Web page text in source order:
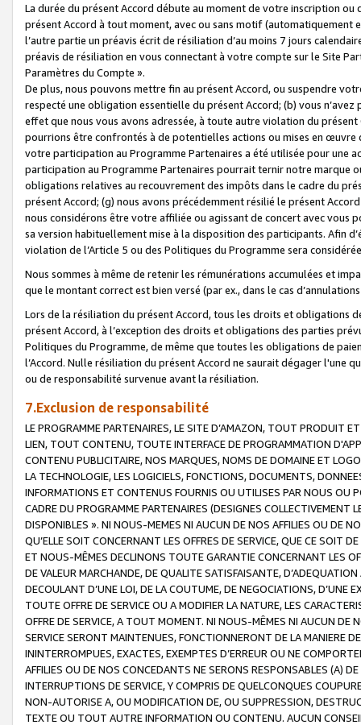
La durée du présent Accord débute au moment de votre inscription
présent Accord à tout moment, avec ou sans motif (automatiquement
l’autre partie un préavis écrit de résiliation d’au moins 7 jours
préavis de résiliation en vous connectant à votre compte sur le Site
Paramètres du Compte ».
De plus, nous pouvons mettre fin au présent Accord, ou suspendre
respecté une obligation essentielle du présent Accord; (b) vous
effet que nous vous avons adressée, à toute autre violation du
pourrions être confrontés à de potentielles actions ou mises en
votre participation au Programme Partenaires a été utilisée pour une
participation au Programme Partenaires pourrait ternir notre marque
obligations relatives au recouvrement des impôts dans le cadre du
présent Accord; (g) nous avons précédemment résilié le présent
nous considérons être votre affiliée ou agissant de concert avec vous
sa version habituellement mise à la disposition des participants. Afin
violation de l’Article 5 ou des Politiques du Programme sera
Nous sommes à même de retenir les rémunérations accumulées et
que le montant correct est bien versé (par ex., dans le cas
Lors de la résiliation du présent Accord, tous les droits et obligations
présent Accord, à l’exception des droits et obligations des parties
Politiques du Programme, de même que toutes les obligations de
l’Accord. Nulle résiliation du présent Accord ne saurait dégager l'une
ou de responsabilité survenue avant la résiliation.
7.Exclusion de responsabilité
LE PROGRAMME PARTENAIRES, LE SITE D’AMAZON, TOUT PRODUIT
LIEN, TOUT CONTENU, TOUTE INTERFACE DE PROGRAMMATION
CONTENU PUBLICITAIRE, NOS MARQUES, NOMS DE DOMAINE ET
LA TECHNOLOGIE, LES LOGICIELS, FONCTIONS, DOCUMENTS,
INFORMATIONS ET CONTENUS FOURNIS OU UTILISES PAR NOUS OU
CADRE DU PROGRAMME PARTENAIRES (DESIGNES COLLECTIVEMENT
DISPONIBLES ». NI NOUS-MEMES NI AUCUN DE NOS AFFILIES OU DE
QU’ELLE SOIT CONCERNANT LES OFFRES DE SERVICE, QUE CE SOIT
ET NOUS-MÊMES DECLINONS TOUTE GARANTIE CONCERNANT LES
DE VALEUR MARCHANDE, DE QUALITE SATISFAISANTE,
DECOULANT D’UNE LOI, DE LA COUTUME, DE NEGOCIATIONS, D’UNE
TOUTE OFFRE DE SERVICE OU A MODIFIER LA NATURE, LES
OFFRE DE SERVICE, A TOUT MOMENT. NI NOUS-MÊMES NI AUCUN DE
SERVICE SERONT MAINTENUES, FONCTIONNERONT DE LA MANIERE
ININTERROMPUES, EXACTES, EXEMPTES D’ERREUR OU NE
AFFILIES OU DE NOS CONCEDANTS NE SERONS RESPONSABLES (A)
INTERRUPTIONS DE SERVICE, Y COMPRIS DE QUELCONQUES
NON-AUTORISE A, OU MODIFICATION DE, OU SUPPRESSION,
TEXTE OU TOUT AUTRE INFORMATION OU CONTENU. AUCUN